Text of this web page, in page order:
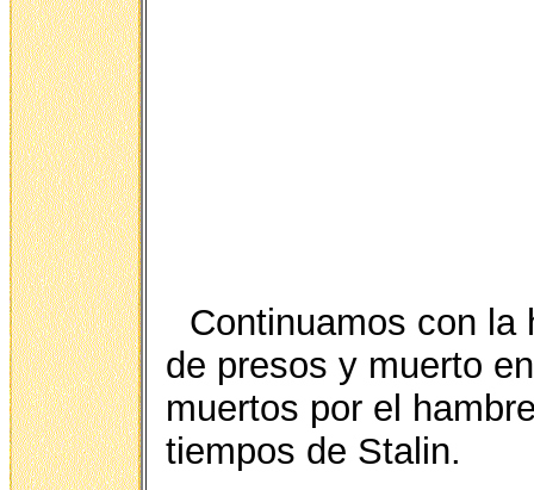
Continuamos con la
de presos y muerto
muertos por el
tiempos de Stalin.